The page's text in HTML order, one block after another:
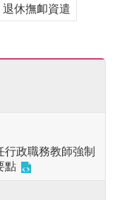
退休撫卹資遣
行政職務教師強制
點